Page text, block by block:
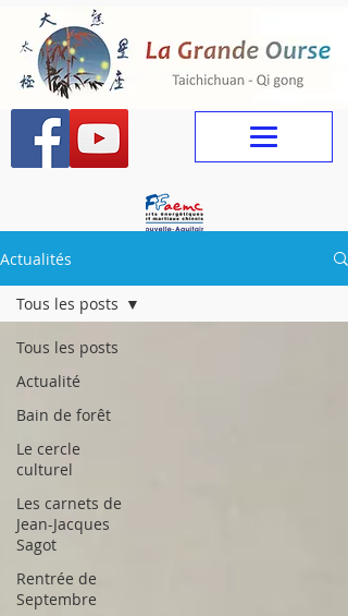
Actualités
Tous les posts
Actualité
Bain de forêt
Le cercle
culturel
Les carnets de
Jean-Jacques
Sagot
Rentrée de
Septembre
Tous les posts